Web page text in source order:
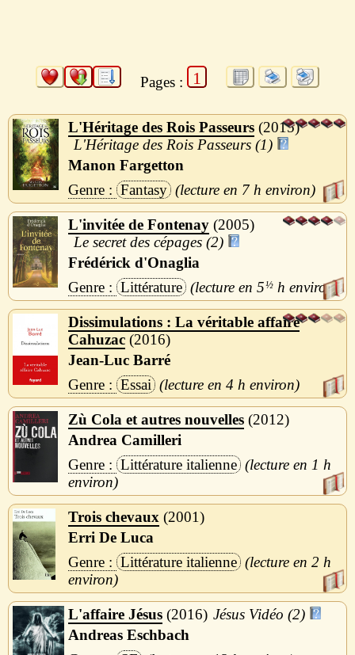
Pages : 1
L'Héritage des Rois Passeurs 2015
L'Héritage des Rois Passeurs (1)
Manon Fargetton
Fantasy
7 h
L'invitée de Fontenay 2005
Le secret des cépages (2)
Frédérick d'Onaglia
Littérature
5½ h
Dissimulations : La véritable affaire
Cahuzac 2016
Jean-Luc Barré
Essai
4 h
Zù Cola et autres nouvelles 2012
Andrea Camilleri
Littérature italienne
1 h
Trois chevaux
2001
Erri De Luca
Littérature italienne
2 h
L'affaire Jésus 2016
Jésus Vidéo (2)
Andreas Eschbach